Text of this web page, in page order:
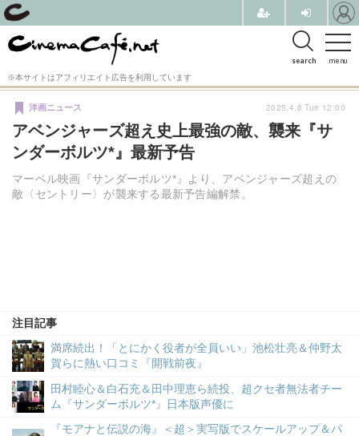
menu
search
※本サイトはアフィリエイト広告を利用しています
アベンジャーズ超え史上最強の敵、襲来『サ
ンダーボルツ*』最新予告
マーベル映画『サンダーボルツ*』より、アベンジャーズ超えの
敵〈セントリー〉が襲来する最新予告編解禁。
洋画ニュース
注目記事
満席続出！「とにかく役者が全員いい」池松壮亮＆仲野太
賀らに熱い口コミ『開戦前夜』
田村睦心＆白石充＆田中理恵ら続投、超クセ者無法者チー
ム『サンダーボルツ*』日本版声優に
『モアナと伝説の海』＜超＞実写版でスケールアップ＆パ
2025.4.8 Tue 12:00